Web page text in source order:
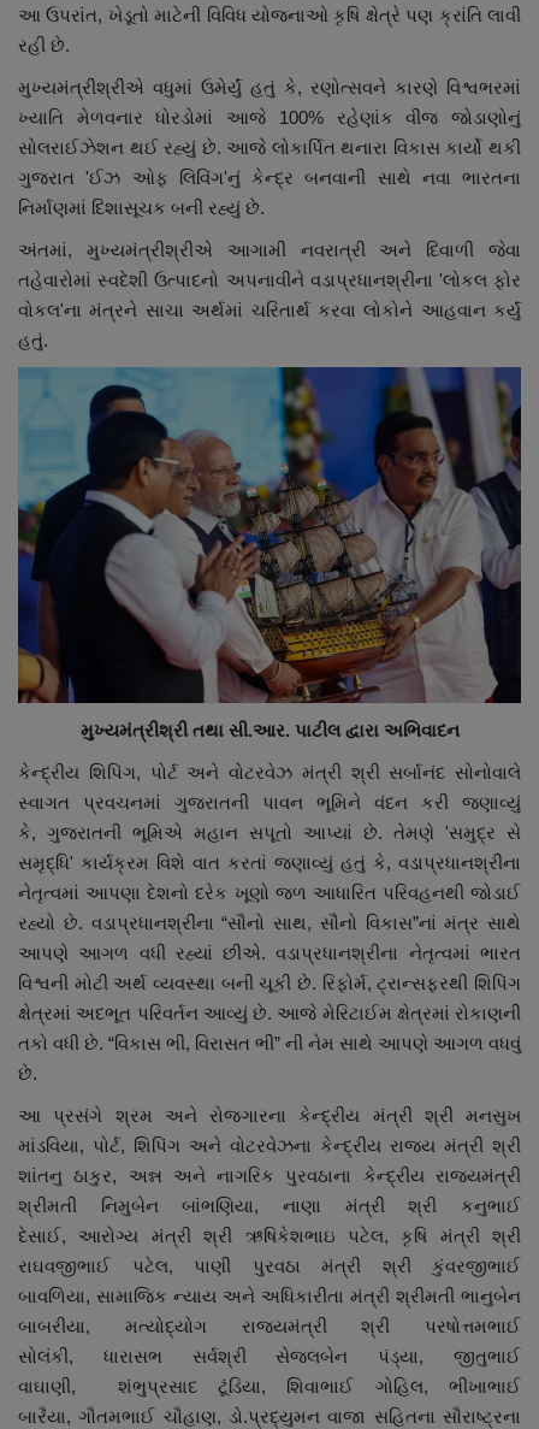
આ ઉપરાંત, ખેડૂતો માટેની વિવિધ યોજનાઓ કૃષિ ક્ષેત્રે પણ ક્રાંતિ લાવી
રહી છે.
મુખ્યમંત્રીશ્રીએ વધુમાં ઉમેર્યું હતું કે, રણોત્સવને કારણે વિશ્વભરમાં
ખ્યાતિ મેળવનાર ધોરડોમાં આજે 100% રહેણાંક વીજ જોડાણોનું
સોલરાઈઝેશન થઈ રહ્યું છે. આજે લોકાર્પિત થનારા વિકાસ કાર્યો થકી
ગુજરાત 'ઈઝ ઓફ લિવિંગ'નું કેન્દ્ર બનવાની સાથે નવા ભારતના
નિર્માણમાં દિશાસૂચક બની રહ્યું છે.
અંતમાં, મુખ્યમંત્રીશ્રીએ આગામી નવરાત્રી અને દિવાળી જેવા
તહેવારોમાં સ્વદેશી ઉત્પાદનો અપનાવીને વડાપ્રધાનશ્રીના 'લોકલ ફોર
વોકલ'ના મંત્રને સાચા અર્થમાં ચરિતાર્થ કરવા લોકોને આહવાન કર્યું
હતું.
મુખ્યમંત્રીશ્રી તથા સી.આર. પાટીલ દ્વારા અભિવાદન
કેન્દ્રીય શિપિંગ, પોર્ટ અને વોટરવેઝ મંત્રી શ્રી સર્બાનંદ સોનોવાલે
સ્વાગત પ્રવચનમાં ગુજરાતની પાવન ભૂમિને વંદન કરી જણાવ્યું
કે, ગુજરાતની ભૂમિએ મહાન સપૂતો આપ્યાં છે. તેમણે 'સમુદ્ર સે
સમૃદ્ધિ' કાર્યક્રમ વિશે વાત કરતાં જણાવ્યું હતું કે, વડાપ્રધાનશ્રીના
નેતૃત્વમાં આપણા દેશનો દરેક ખૂણો જળ આધારિત પરિવહનથી જોડાઈ
રહ્યો છે. વડાપ્રધાનશ્રીના “સૌનો સાથ, સૌનો વિકાસ”નાં મંત્ર સાથે
આપણે આગળ વધી રહ્યાં છીએ. વડાપ્રધાનશ્રીના નેતૃત્વમાં ભારત
વિશ્વની મોટી અર્થ વ્યવસ્થા બની ચૂકી છે. રિફોર્મ, ટ્રાન્સફરથી શિપિંગ
ક્ષેત્રમાં અદભૂત પરિવર્તન આવ્યું છે. આજે મેરિટાઈમ ક્ષેત્રમાં રોકાણની
તકો વધી છે. “વિકાસ ભી, વિરાસત ભી” ની નેમ સાથે આપણે આગળ વધવું
છે.
આ પ્રસંગે શ્રમ અને રોજગારના કેન્દ્રીય મંત્રી શ્રી મનસુખ
માંડવિયા, પોર્ટ, શિપિંગ અને વોટરવેઝના કેન્દ્રીય રાજ્ય મંત્રી શ્રી
શાંતનુ ઠાકુર, અન્ન અને નાગરિક પુરવઠાના કેન્દ્રીય રાજ્યમંત્રી
શ્રીમતી નિમુબેન બાંભણિયા, નાણા મંત્રી શ્રી કનુભાઈ
દેસાઈ, આરોગ્ય મંત્રી શ્રી ઋષિકેશભાઇ પટેલ, કૃષિ મંત્રી શ્રી
રાઘવજીભાઈ પટેલ, પાણી પુરવઠા મંત્રી શ્રી કુંવરજીભાઈ
બાવળિયા, સામાજિક ન્યાય અને અધિકારીતા મંત્રી શ્રીમતી ભાનુબેન
બાબરીયા, મત્યોદ્યોગ રાજ્યમંત્રી શ્રી પરષોત્તમભાઈ
સોલંકી, ધારાસભ સર્વશ્રી સેજલબેન પંડ્યા, જીતુભાઈ
વાઘાણી, શંભુપ્રસાદ ટૂંડિયા, શિવાભાઈ ગોહિલ, ભીખાભાઈ
બારૈયા, ગૌતમભાઈ ચૌહાણ, ડો.પ્રદ્યુમન વાજા સહિતના સૌરાષ્ટ્રના